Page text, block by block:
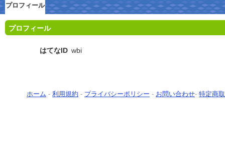
プロフィール
プロフィール
はてなID wbi
ホーム - 利用規約 - プライバシーポリシー - お問い合わせ- 特定商